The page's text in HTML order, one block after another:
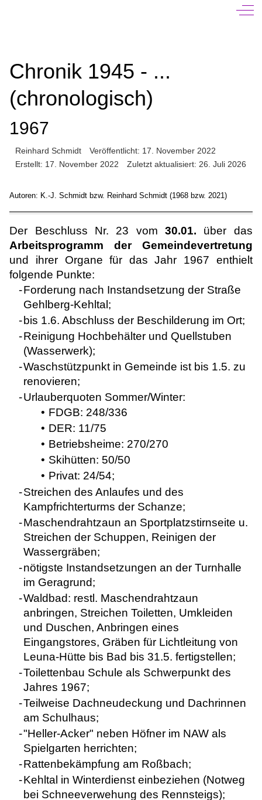
Off-
Chronik 1945 - ...
(chronologisch)
1967
Reinhard Schmidt
Veröffentlicht: 17. November 2022
Erstellt: 17. November 2022
Zuletzt aktualisiert: 26. Juli 2026
Autoren: K.-J. Schmidt bzw. Reinhard Schmidt (1968 bzw. 2021)
Der Beschluss Nr. 23 vom 30.01. über das
Arbeitsprogramm der Gemeindevertretung
und ihrer Organe für das Jahr 1967 enthielt
folgende Punkte:
-Forderung nach Instandsetzung der Straße
Gehlberg-Kehltal;
-bis 1.6. Abschluss der Beschilderung im Ort;
-Reinigung Hochbehälter und Quellstuben
(Wasserwerk);
-Waschstützpunkt in Gemeinde ist bis 1.5. zu
renovieren;
-Urlauberquoten Sommer/Winter:
• FDGB: 248/336
• DER: 11/75
• Betriebsheime: 270/270
• Skihütten: 50/50
• Privat: 24/54;
-Streichen des Anlaufes und des
Kampfrichterturms der Schanze;
-Maschendrahtzaun an Sportplatzstirnseite u.
Streichen der Schuppen, Reinigen der
Wassergräben;
-nötigste Instandsetzungen an der Turnhalle
im Geragrund;
-Waldbad: restl. Maschendrahtzaun
anbringen, Streichen Toiletten, Umkleiden
und Duschen, Anbringen eines
Eingangstores, Gräben für Lichtleitung von
Leuna-Hütte bis Bad bis 31.5. fertigstellen;
-Toilettenbau Schule als Schwerpunkt des
Jahres 1967;
-Teilweise Dachneudeckung und Dachrinnen
am Schulhaus;
-"Heller-Acker" neben Höfner im NAW als
Spielgarten herrichten;
-Rattenbekämpfung am Roßbach;
-Kehltal in Winterdienst einbeziehen (Notweg
bei Schneeverwehung des Rennsteigs);